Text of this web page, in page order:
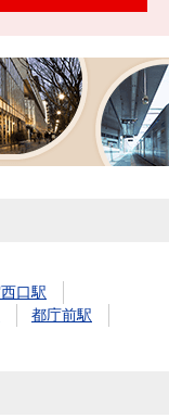
住まい1プ
ラス（お
住まい1プ
閉じる
口駅
都庁前駅